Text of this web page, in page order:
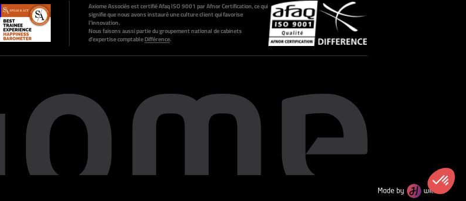
Axiome Associés est certifié Afaq ISO 9001 par Afnor Certification, ce qui
signifie que nous avons instauré une culture client qui favorise
l’innovation.
Nous faisons aussi partie du groupement national de cabinets
d’expertise comptableDifférence.